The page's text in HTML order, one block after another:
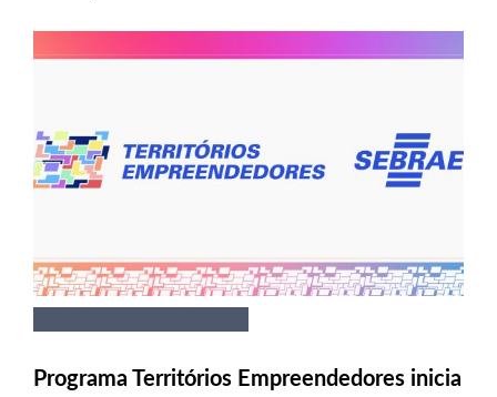
Programa Territórios Empreendedores inicia